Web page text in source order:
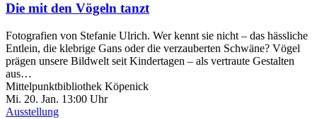
Die mit den Vögeln tanzt
Fotografien von Stefanie Ulrich. Wer kennt sie nicht – das hässliche
Entlein, die klebrige Gans oder die verzauberten Schwäne? Vögel
prägen unsere Bildwelt seit Kindertagen – als vertraute Gestalten
aus…
Mittelpunktbibliothek Köpenick
Mi. 20. Jan. 13:00 Uhr
Ausstellung